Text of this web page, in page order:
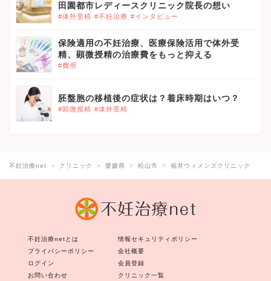
田園都市レディースクリニック院長の想い
#体外受精 #不妊治療 #インタビュー
保険適用の不妊治療、医療保険活用で体外受
精、顕微授精の治療費をもっと抑える
#費用
胚盤胞の移植後の症状は？着床時期はいつ？
#顕微授精 #体外受精
不妊治療net クリニック 愛媛県 松山市 福井ウィメンズクリニック
不妊治療netとは
情報セキュリティポリシー
プライバシーポリシー
会社概要
ログイン
会員登録
お問い合わせ
クリニック一覧